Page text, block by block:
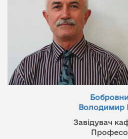
Володимир
Завідувач